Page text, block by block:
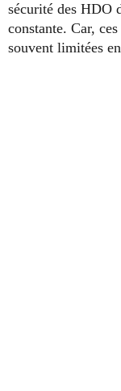
sécurité des HDO
constante. Car,
souvent limitées